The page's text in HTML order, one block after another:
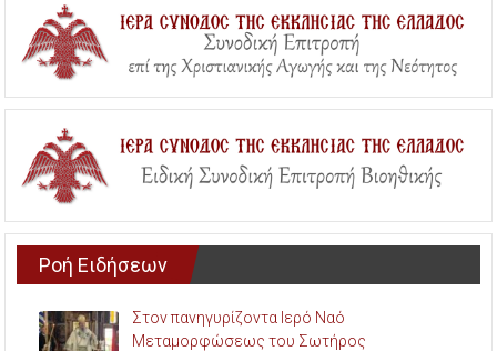
Ροή Ειδήσεων
Στον πανηγυρίζοντα Ιερό Ναό
Μεταμορφώσεως του Σωτήρος